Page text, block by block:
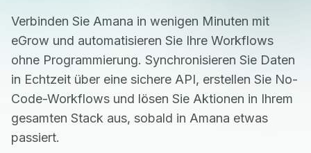
Verbinden Sie Amana in wenigen Minuten mit
eGrow und automatisieren Sie Ihre Workflows
ohne Programmierung. Synchronisieren Sie Daten
in Echtzeit über eine sichere API, erstellen Sie No-
Code-Workflows und lösen Sie Aktionen in Ihrem
gesamten Stack aus, sobald in Amana etwas
passiert.